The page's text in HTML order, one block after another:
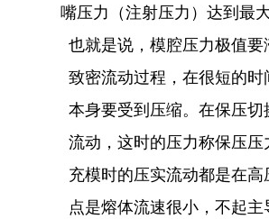
嘴压力（注射压力）达到最
也就是说，模腔压力极值
致密流动过程，在很短的
本身要受到压缩。在保压
流动，这时的压力称保压
充模时的压实流动都是在
点是熔体流速很小，不起